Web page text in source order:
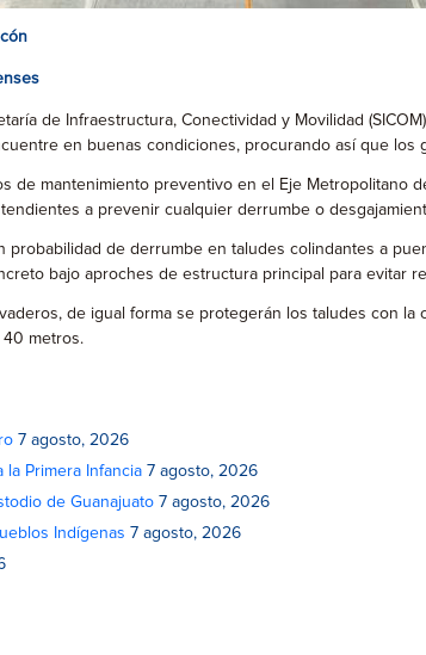
de Infraestructura, Conectividad y Movilidad
en buenas condiciones, procurando así que
de mantenimiento preventivo en el Eje
a prevenir cualquier derrumbe o
probabilidad de derrumbe en taludes colindantes a
bajo aproches de estructura principal para evitar
de igual forma se protegerán los taludes con
40 metros.
7 agosto, 2026
Primera Infancia 7 agosto, 2026
de Guanajuato 7 agosto, 2026
Indígenas 7 agosto, 2026